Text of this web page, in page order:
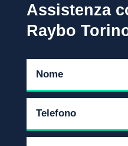
Assistenza
Raybo